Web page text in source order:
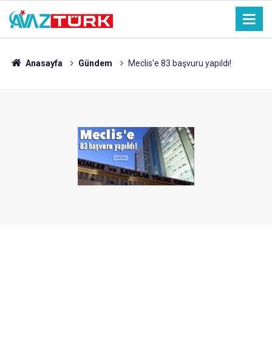
Anasayfa Gündem Meclis'e 83 başvuru yapıldı!